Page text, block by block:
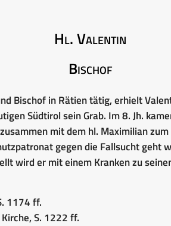
Hl. Valentin
Bischof
Bischof in Rätien tätig, erhielt
Südtirol sein Grab. Im 8. Jh.
mit dem hl. Maximilian
gegen die Fallsucht geht
wird er mit einem Kranken zu
1174 ff.
S. 1222 ff.